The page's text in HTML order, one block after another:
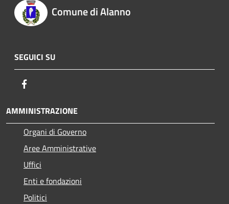
Comune di Alanno
SEGUICI SU
AMMINISTRAZIONE
Organi di Governo
Aree Amministrative
Uffici
Enti e fondazioni
Politici